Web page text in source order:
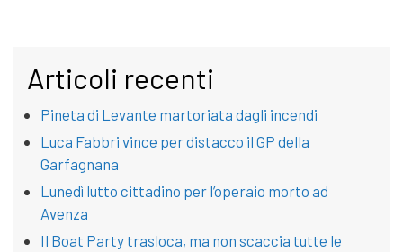
Articoli recenti
Pineta di Levante martoriata dagli incendi
Luca Fabbri vince per distacco il GP della
Garfagnana
Lunedì lutto cittadino per l’operaio morto ad
Avenza
Il Boat Party trasloca, ma non scaccia tutte le